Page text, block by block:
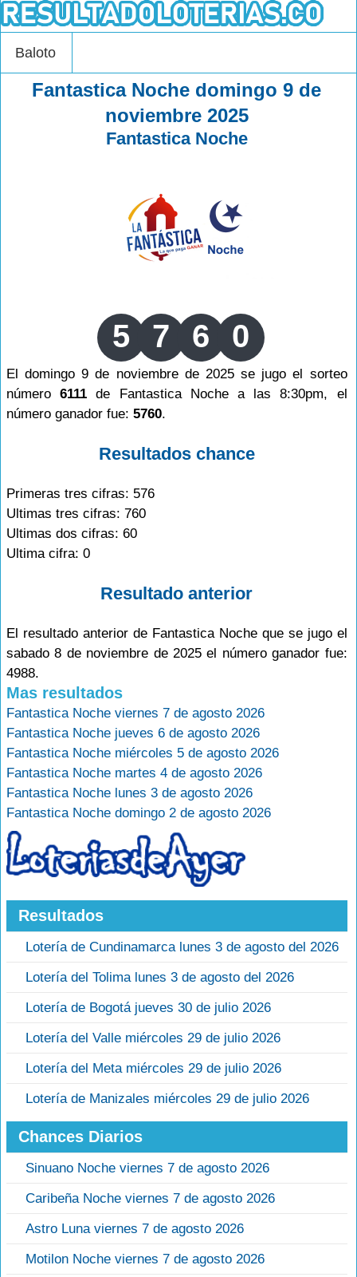
Baloto
Fantastica Noche domingo 9 de
noviembre 2025
Fantastica Noche
5 7 6 0
El domingo 9 de noviembre de 2025 se jugo el sorteo
número6111 de Fantastica Noche a las 8:30pm, el
número ganador fue: 5760.
Resultados chance
Primeras tres cifras: 576
Ultimas tres cifras: 760
Ultimas dos cifras: 60
Ultima cifra: 0
Resultado anterior
El resultado anterior de Fantastica Noche que se jugo el
sabado 8 de noviembre de 2025 el número ganador fue:
4988.
Mas resultados
Fantastica Noche viernes 7 de agosto 2026
Fantastica Noche jueves 6 de agosto 2026
Fantastica Noche miércoles 5 de agosto 2026
Fantastica Noche martes 4 de agosto 2026
Fantastica Noche lunes 3 de agosto 2026
Fantastica Noche domingo 2 de agosto 2026
Resultados
Lotería de Cundinamarca lunes 3 de agosto del 2026
Lotería del Tolima lunes 3 de agosto del 2026
Lotería de Bogotá jueves 30 de julio 2026
Lotería del Valle miércoles 29 de julio 2026
Lotería del Meta miércoles 29 de julio 2026
Lotería de Manizales miércoles 29 de julio 2026
Chances Diarios
Sinuano Noche viernes 7 de agosto 2026
Caribeña Noche viernes 7 de agosto 2026
Astro Luna viernes 7 de agosto 2026
Motilon Noche viernes 7 de agosto 2026